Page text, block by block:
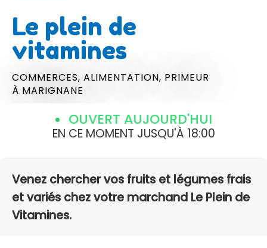
Le plein de
vitamines
COMMERCES, ALIMENTATION, PRIMEUR
À MARIGNANE
OUVERT AUJOURD'HUI
EN CE MOMENT JUSQU'À 18:00
Venez chercher vos fruits et légumes frais
et variés chez votre marchand Le Plein de
Vitamines.